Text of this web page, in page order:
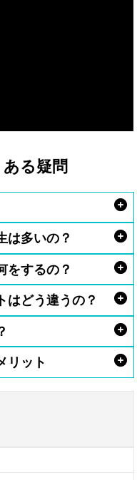
る疑問
は多いの？
をするの？
はどう違うの？
リット